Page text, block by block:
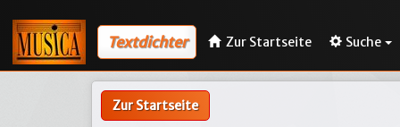
Textdichter Zur Startseite Suche
Zur Startseite